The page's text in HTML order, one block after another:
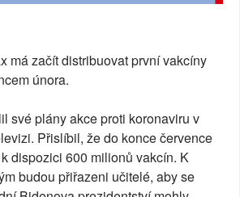
má začít distribuovat první vakcíny
února.
své plány akce proti koronaviru v
Přislíbil, že do konce července
dispozici 600 milionů vakcín. K
budou přiřazeni učitelé, aby se